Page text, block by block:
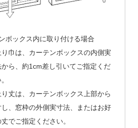
ボックス内に取り付ける場合
り巾は、カーテンボックスの内側実
から、約1cm差し引いてご指定くだ
り丈は、カーテンボックス上部から
し、窓枠の外側実寸法、またはお好
でご指定ください。